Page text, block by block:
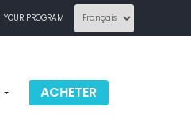
YOUR PROGRAM
ACHETER